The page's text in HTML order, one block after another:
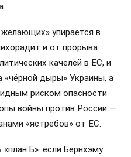
упирается в
и от прорыва
качелей в ЕС, и
«чёрной дыры» Украины, а
риском опасности
войны против России —
«ястребов» от ЕС.
Б»: если Бернхэму